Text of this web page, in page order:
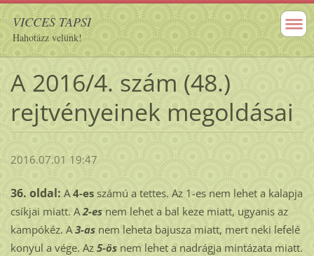
VICCES TAPSI
Hahotázz velünk!
A 2016/4. szám (48.)
rejtvényeinek megoldásai
2016.07.01 19:47
36. oldal: A4-esszámú a tettes. Az 1-es nem lehet a kalapja
csíkjai miatt. A2-es nem lehet a bal keze miatt, ugyanis az
kampókéz. A3-asnem leheta bajusza miatt, mert neki lefelé
konyul a vége. Az 5-ösnem lehet a nadrágja mintázata miatt.